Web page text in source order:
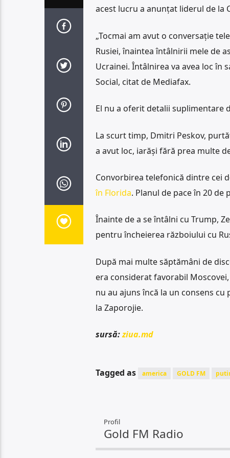
acest lucru a anunțat liderul de la
„Tocmai am avut o conversație
Rusiei, înaintea întâlnirii mele de
Ucrainei. Întâlnirea va avea loc în
Social, citat de Mediafax.
El nu a oferit detalii suplimentare
La scurt timp, Dmitri Peskov,
a avut loc, iarăși fără prea multe
Convorbirea telefonică dintre cei
în Florida. Planul de pace în 20
Înainte de a se întâlni cu Trump,
pentru încheierea războiului cu
După mai multe săptămâni de
era considerat favorabil
nu au ajuns încă la un consens
la Zaporojie.
sursă:ziua.md
Tagged as america GOLD FM
Profil
Gold FM Radio